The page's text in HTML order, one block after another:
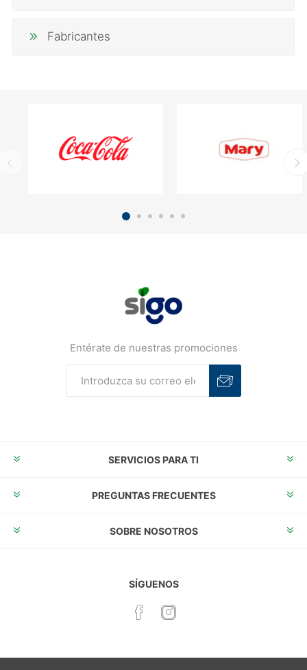
Fabricantes
Entérate de nuestras promociones
SERVICIOS PARA TI
PREGUNTAS FRECUENTES
SOBRE NOSOTROS
SÍGUENOS